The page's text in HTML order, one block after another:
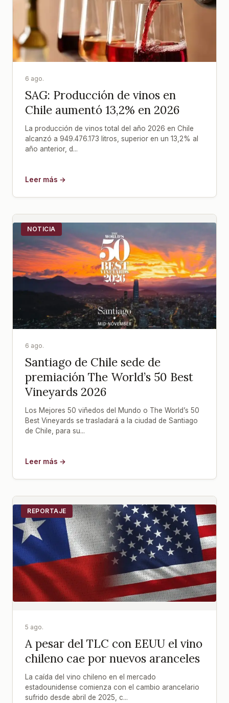
6 ago.
SAG: Producción de vinos en
Chile aumentó 13,2% en 2026
La producción de vinos total del año 2026 en Chile
alcanzó a 949.476.173 litros, superior en un 13,2% al
año anterior, d...
Leer más →
NOTICIA
6 ago.
Santiago de Chile sede de
premiación The World’s 50 Best
Vineyards 2026
Los Mejores 50 viñedos del Mundo o The World’s 50
Best Vineyards se trasladará a la ciudad de Santiago
de Chile, para su...
Leer más →
REPORTAJE
5 ago.
A pesar del TLC con EEUU el vino
chileno cae por nuevos aranceles
La caída del vino chileno en el mercado
estadounidense comienza con el cambio arancelario
sufrido desde abril de 2025, c...